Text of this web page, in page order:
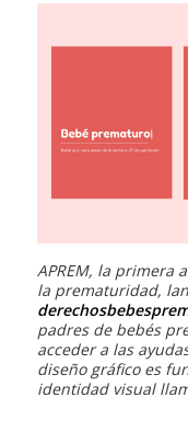
APREM, la primera
la prematuridad,
padres de bebés
acceder a las
diseño gráfico es
identidad visual